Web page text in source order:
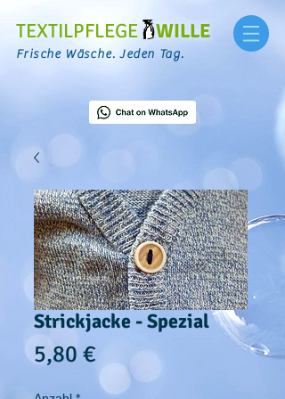
TEXTILPFLEGEWILLE
Frische Wäsche. Jeden Tag.
Strickjacke - Spezial
5,80 € Preis